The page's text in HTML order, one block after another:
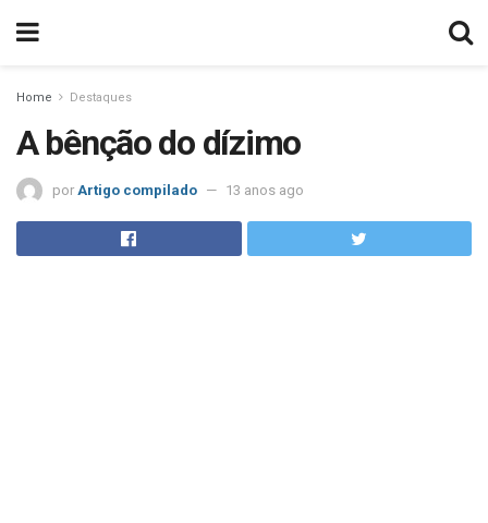
Home Destaques
A bênção do dízimo
por Artigo compilado 13 anos ago